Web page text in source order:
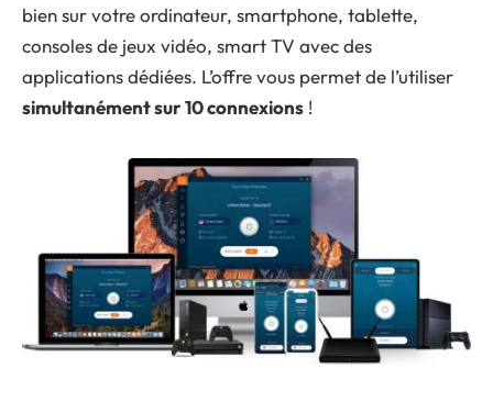
bien sur votre ordinateur, smartphone, tablette,
consoles de jeux vidéo, smart TV avec des
applications dédiées. L’offre vous permet de l’utiliser
simultanément sur 10 connexions !